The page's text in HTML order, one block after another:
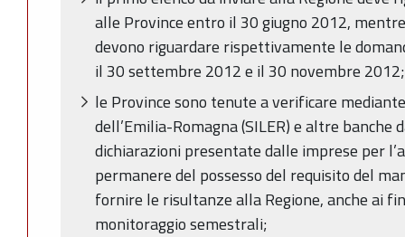
alle Province entro il 30 giugno 2012,
devono riguardare rispettivamente le
il 30 settembre 2012 e il 30 novembre 2012;
le Province sono tenute a verificare
dell’Emilia-Romagna (SILER) e altre banche
dichiarazioni presentate dalle imprese per
permanere del possesso del requisito del
fornire le risultanze alla Regione, anche ai
monitoraggio semestrali;